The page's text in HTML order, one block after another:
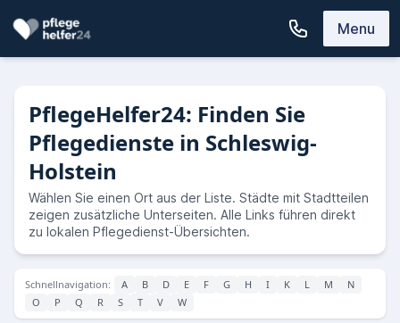
Menu
PflegeHelfer24: Finden Sie
Pflegedienste in Schleswig-
Holstein
Wählen Sie einen Ort aus der Liste. Städte mit Stadtteilen
zeigen zusätzliche Unterseiten. Alle Links führen direkt
zu lokalen Pflegedienst-Übersichten.
Schnellnavigation: A B D E F G H I K L M
N
O
P Q R S T V W